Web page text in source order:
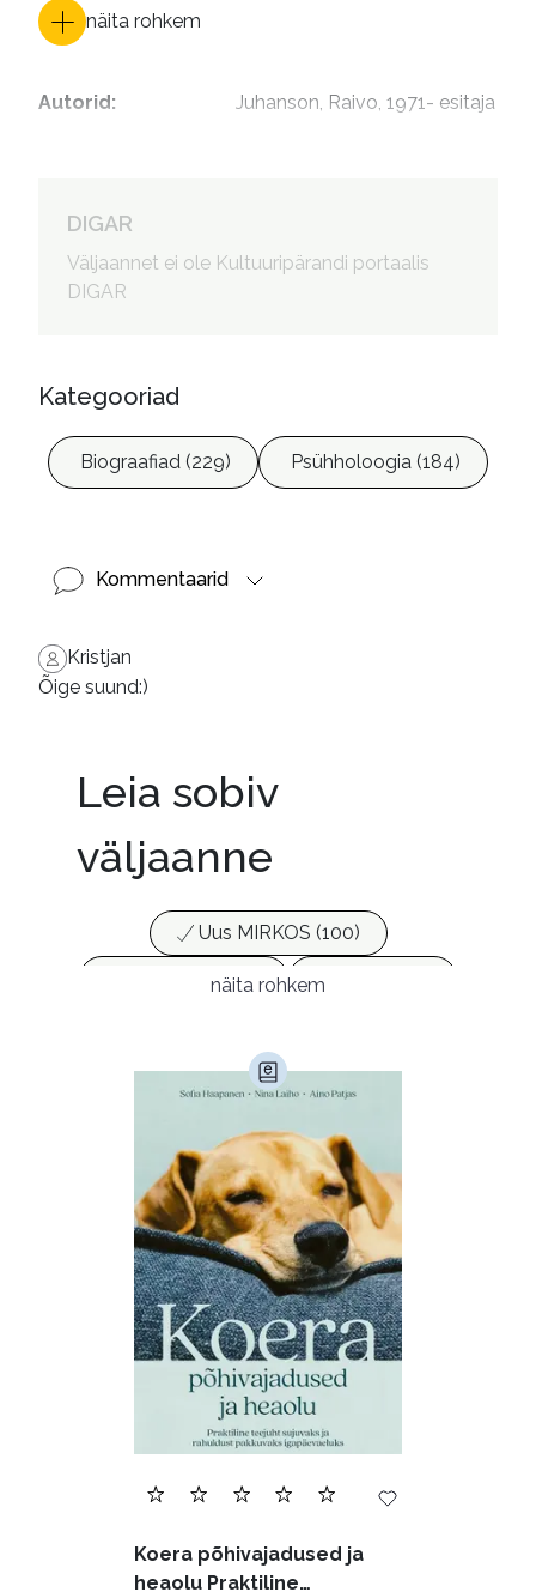
näita rohkem
Autorid: Juhanson, Raivo, 1971- esitaja
DIGAR
Väljaannet ei ole Kultuuripärandi portaalis
DIGAR
Kategooriad
Biograafiad (229) Psühholoogia (184)
Kommentaarid
Kristjan
Õige suund:)
Leia sobiv
väljaanne
Uus MIRKOS (100)
Populaarsed (25)
Ajakirjad (17)
Armastusromaanid (294)
Biograafiad (229)
Eesti kirjandus (1774)
Ettevõtlus (30)
Filoloogia (121)
Filosoofia (146)
Geograafia (65)
Haridus (20)
Ilukirjandus (4257)
Krimi ja põnevik (1285)
näita rohkem
Koera põhivajadused ja
heaolu Praktiline